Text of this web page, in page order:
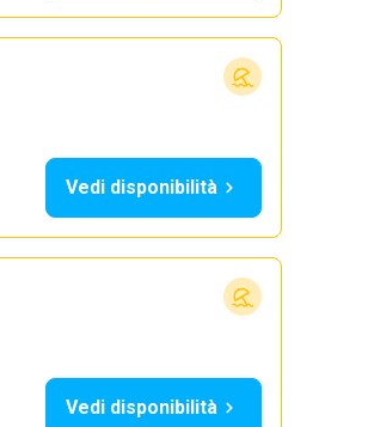
Vedi disponibilità
Vedi disponibilità